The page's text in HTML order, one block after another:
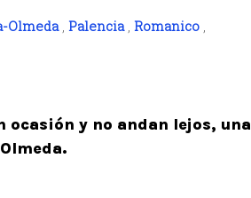
Olmeda, Palencia, Romanico ,
ocasión y no andan lejos, una